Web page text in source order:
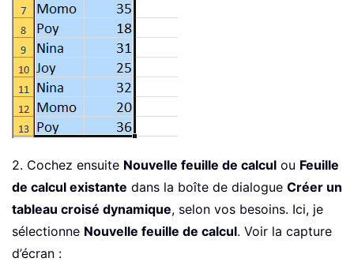
2. Cochez ensuite Nouvelle feuille de calcul ou Feuille
de calcul existante dans la boîte de dialogue Créer un
tableau croisé dynamique, selon vos besoins. Ici, je
sélectionne Nouvelle feuille de calcul. Voir la capture
d’écran :